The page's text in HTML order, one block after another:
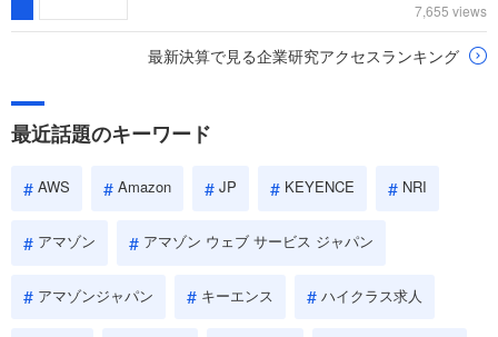
7,655 views
最新決算で見る企業研究アクセスランキング
最近話題のキーワード
AWS Amazon JP KEYENCE NRI
アマゾン アマゾン ウェブ サービス ジャパン
アマゾンジャパン キーエンス ハイクラス求人